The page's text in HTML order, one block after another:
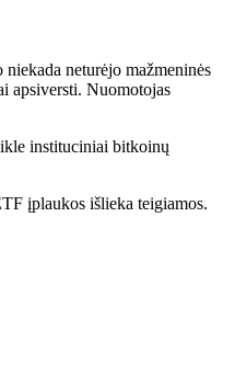
neturėjo mažmeninės
apsiversti. Nuomotojas
instituciniai bitkoinų
įplaukos išlieka teigiamos.